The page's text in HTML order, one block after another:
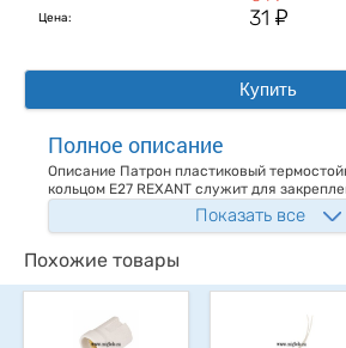
Цена: 31 у
Купить
Полное описание
Описание Патрон пластиковый
кольцом Е27 REXANT служит для
Показать все
Похожие товары